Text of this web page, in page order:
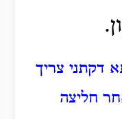
דקתני צריך
חליצה